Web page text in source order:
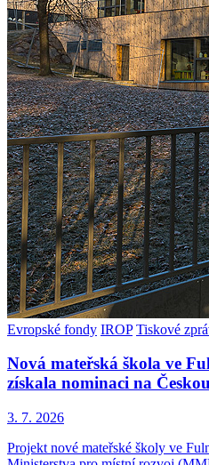
Evropské fondy IROP Tiskové
Nová mateřská škola ve
získala nominaci na
3. 7. 2026
Projekt nové mateřské školy ve